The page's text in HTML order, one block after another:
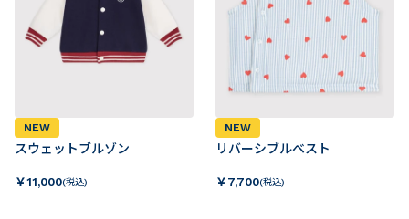
NEW
スウェットブルゾン
￥11,000(税込)
NEW
リバーシブルベスト
￥ 7,700(税込)